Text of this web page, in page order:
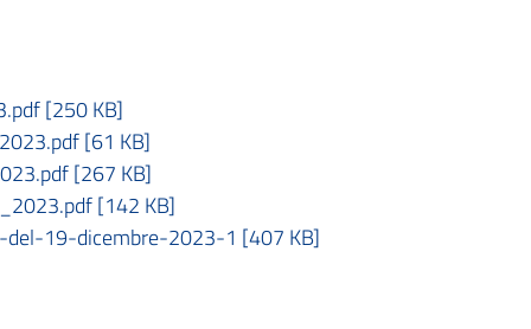
[250 KB]
[61 KB]
[267 KB]
[142 KB]
del-19-dicembre-2023-1 [407 KB]